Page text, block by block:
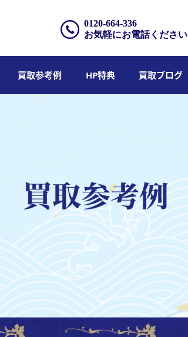
0120-664-336
お気軽にお電話ください
買取参考例 HP特典 買取ブログ